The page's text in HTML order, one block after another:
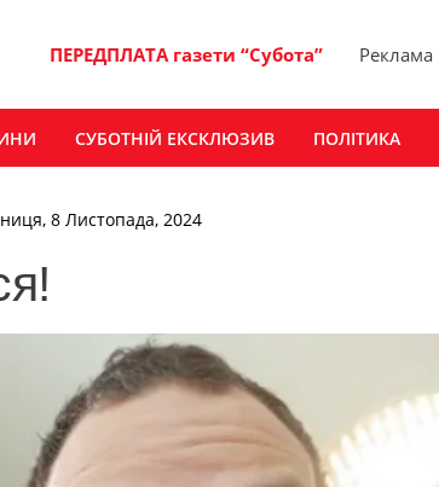
ПЕРЕДПЛАТА газети “Субота” Реклама
СУБОТНІЙ ЕКСКЛЮЗИВ ПОЛІТИКА
8 Листопада, 2024